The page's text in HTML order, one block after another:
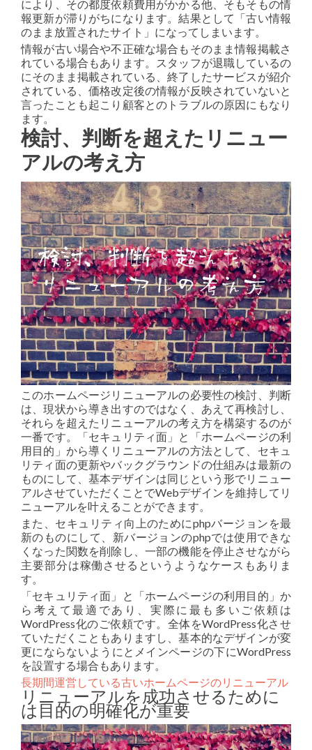
により、その都度依頼費用がかかる他、そもそもの情
報更新が滞りがちになります。結果として「古い情報
のまま放置されたサイト」になってしまいます。
情報が古い場合や不正確な場合もそのまま情報掲載さ
れている場合もあります。スタッフが退職しているの
にそのまま掲載されている、終了したサービスが紹介
されている、価格改定後の情報が反映されていないと
言ったことも起こり顧客とのトラブルの原因にもなり
ます。
検討、判断を超えたリニュー
アルの考え方
このホームページリニューアルの必要性の検討、判断
は、現状から導き出すのではなく、あえて再検討し、
それらを超えたリニューアルの考え方を構築するのが
一番です。「セキュリティ面」と「ホームページの利
用目的」から導くリニューアルの方法として、セキュ
リティ面の更新やバックグラウンドの仕組みは最新の
ものにして、基本デザインは同じという形でリニュー
アルさせていただくことでWebデザインを維持してリ
ニューアルを叶えることができます。
また、セキュリティ向上のためにphpバージョンを最
新のものにして、新バージョンのphpでは使用できな
くなった関数を削除し、一部の機能を停止させながら
主要部分は稼働させるというようなケースもありま
す。
「セキュリティ面」と「ホームページの利用目的」か
ら考えて最適であり、実際に最も多いご依頼は
WordPress化のご依頼です。全体をWordPress化させ
ていただくこともありますし、基本的なデザインが変
更にならないようにとメインページの下にWordPress
を設置する場合もあります。
長期間運営している古いホームページのリニューアル
リニューアルを成功させるために
は目的の明確化が重要